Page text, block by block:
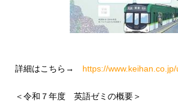
詳細はこちら→ https://
＜令和７年度 英語ゼミの概要＞